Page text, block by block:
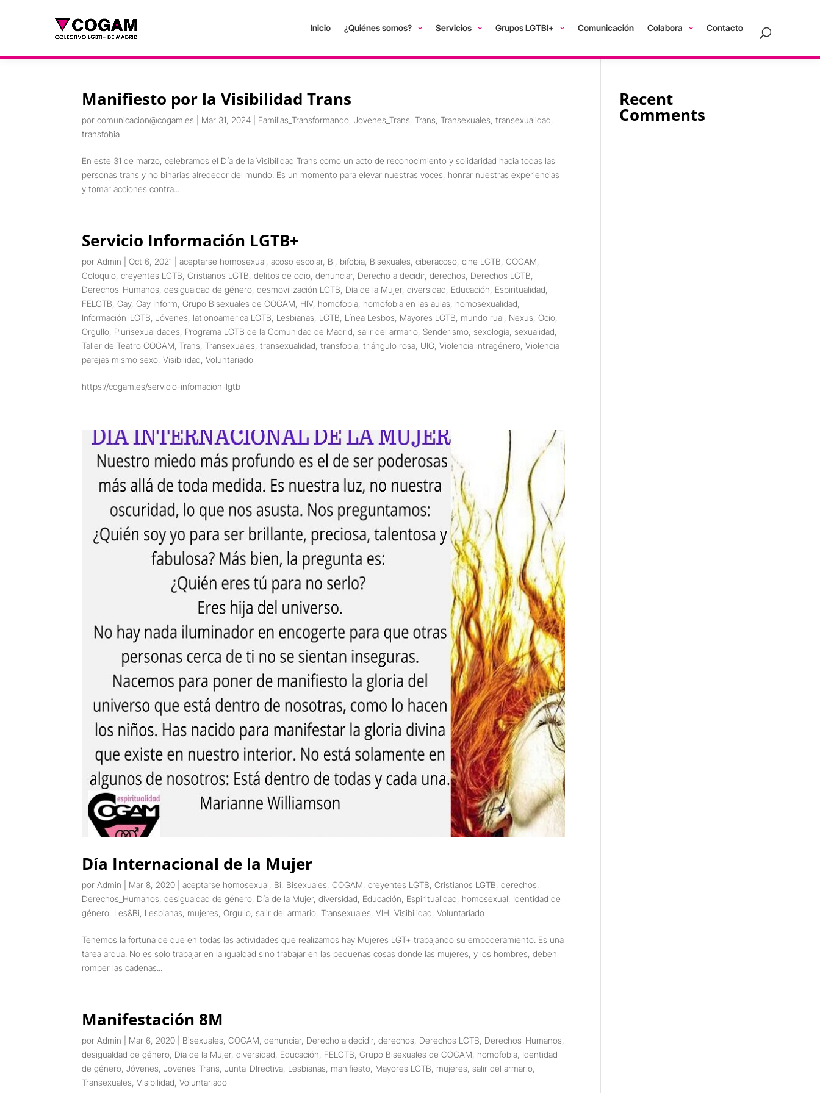
Inicio ¿Quiénes somos? Servicios Grupos LGTBI+ Comunicación Colabora Contacto
Manifiesto por la Visibilidad Trans
porcomunicacion@cogam.es Mar 31, 2024 Familias_Transformando ,Jovenes_Trans ,Trans ,Transexuales ,transexualidad
transfobia
En este 31 de marzo, celebramos el Día de la Visibilidad Trans como un acto de reconocimiento y solidaridad hacia todas las
personas trans y no binarias alrededor del mundo. Es un momento para elevar nuestras voces, honrar nuestras experiencias
y tomar acciones contra...
Servicio Información LGTB+
porAdmin |Oct 6, 2021 |aceptarse homosexual ,acoso escolar, Bi bifobia Bisexuales ,ciberacoso ,cine LGTB ,COGAM
Coloquio ,creyentes LGTB ,Cristianos LGTB ,delitos de odio ,denunciar, Derecho a decidir,derechos Derechos LGTB
Derechos_Humanos ,desigualdad de género ,desmovilización LGTB Día de la Mujer,diversidad Educación Espiritualidad
FELGTB ,Gay,Gay Inform ,Grupo Bisexuales de COGAM HIV, homofobia homofobia en las aulas homosexualidad
Información_LGTB ,Jóvenes lationoamerica LGTB Lesbianas LGTB Línea Lesbos Mayores LGTB mundo rual Nexus ,Ocio
Orgullo Plurisexualidades Programa LGTB de la Comunidad de Madrid ,salir del armario Senderismo ,sexología ,sexualidad
Taller de Teatro COGAM ,Trans ,Transexuales ,transexualidad ,transfobia ,triángulo rosa UIG ,Violencia intragénero ,Violencia
parejas mismo sexo ,Visibilidad ,Voluntariado
https://cogam.es/servicio-infomacion-lgtb
Día Internacional de la Mujer
porAdmin Mar 8, 2020 |aceptarse homosexual Bi Bisexuales ,COGAM ,creyentes LGTB ,Cristianos LGTB ,derechos
Derechos_Humanos ,desigualdad de género Día de la Mujer,diversidad Educación Espiritualidad homosexual Identidad de
género Les&Bi Lesbianas mujeres ,Orgullo ,salir del armario ,Transexuales ,VIH ,Visibilidad ,Voluntariado
Tenemos la fortuna de que en todas las actividades que realizamos hay Mujeres LGT+ trabajando su empoderamiento. Es una
tarea ardua. No es solo trabajar en la igualdad sino trabajar en las pequeñas cosas donde las mujeres, y los hombres, deben
romper las cadenas...
Manifestación 8M
porAdmin Mar 6, 2020 Bisexuales ,COGAM ,denunciar, Derecho a decidir,derechos Derechos LGTB Derechos_Humanos
desigualdad de género Día de la Mujer,diversidad Educación FELGTB ,Grupo Bisexuales de COGAM homofobia Identidad
de género ,Jóvenes ,Jovenes_Trans ,Junta_DIrectiva Lesbianas manifiesto Mayores LGTB mujeres ,salir del armario
Transexuales ,Visibilidad ,Voluntariado
Recent
Comments